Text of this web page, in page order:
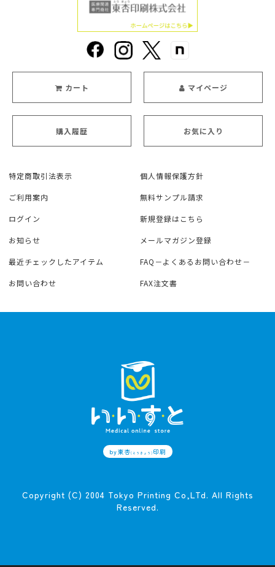
カート マイページ
購入履歴 お気に入り
特定商取引法表示 個人情報保護方針
ご利用案内 無料サンプル請求
ログイン 新規登録はこちら
お知らせ メールマガジン登録
最近チェックしたアイテム FAQ－よくあるお問い合わせ－
お問い合わせ FAX注文書
by東杏(とうきょう) 印刷
Copyright (C) 2004 Tokyo Printing Co,LTd. All Rights
Reserved.